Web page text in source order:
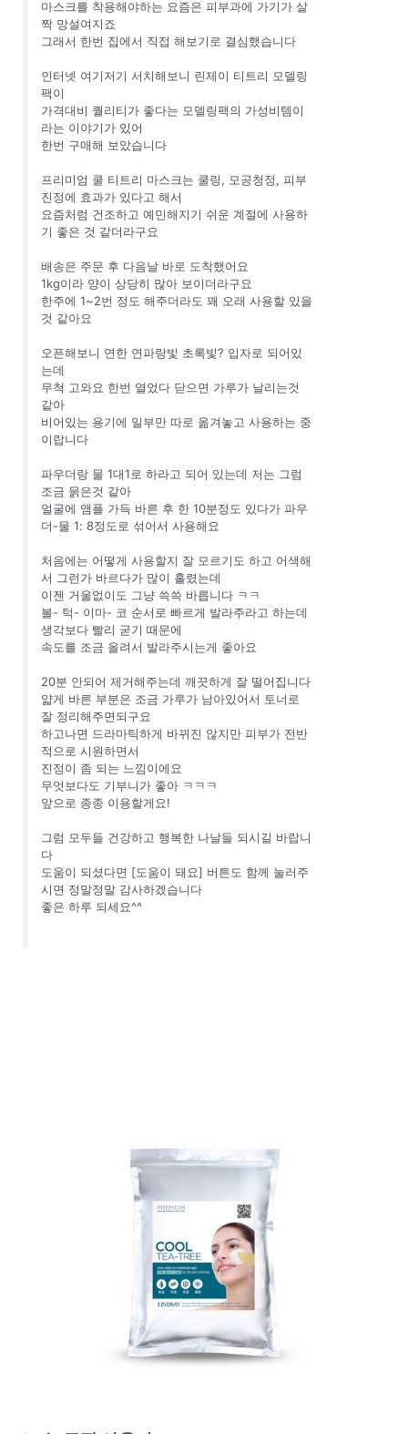
마스크를 착용해야하는 요즘은 피부과에 가기가 살
짝 망설여지죠
그래서 한번 집에서 직접 해보기로 결심했습니다
인터넷 여기저기 서치해보니 린제이 티트리 모델링
팩이
가격대비 퀄리티가 좋다는 모델링팩의 가성비템이
라는 이야기가 있어
한번 구매해 보았습니다
프리미엄 쿨 티트리 마스크는 쿨링, 모공청정, 피부
진정에 효과가 있다고 해서
요즘처럼 건조하고 예민해지기 쉬운 계절에 사용하
기 좋은 것 같더라구요
배송은 주문 후 다음날 바로 도착했어요
1kg이라 양이 상당히 많아 보이더라구요
한주에 1~2번 정도 해주더라도 꽤 오래 사용할 있을
것 같아요
오픈해보니 연한 연파랑빛 초록빛? 입자로 되어있
는데
무척 고와요 한번 열었다 닫으면 가루가 날리는것
같아
비어있는 용기에 일부만 따로 옮겨놓고 사용하는 중
이랍니다
파우더랑 물 1대1로 하라고 되어 있는데 저는 그럼
조금 묽은것 같아
얼굴에 앰플 가득 바른 후 한 10분정도 있다가 파우
더-물 1: 8정도로 섞어서 사용해요
처음에는 어떻게 사용할지 잘 모르기도 하고 어색해
서 그런가 바르다가 많이 흘렸는데
이젠 거울없이도 그냥 쓱쓱 바릅니다 ㅋㅋ
볼- 턱- 이마- 코 순서로 빠르게 발라주라고 하는데
생각보다 빨리 굳기 때문에
속도를 조금 올려서 발라주시는게 좋아요
20분 안되어 제거해주는데 깨끗하게 잘 떨어집니다
얇게 바른 부분은 조금 가루가 남아있어서 토너로
잘 정리해주면되구요
하고나면 드라마틱하게 바뀌진 않지만 피부가 전반
적으로 시원하면서
진정이 좀 되는 느낌이에요
무엇보다도 기부니가 좋아 ㅋㅋㅋ
앞으로 종종 이용할게요!
그럼 모두들 건강하고 행복한 나날들 되시길 바랍니
다
도움이 되셨다면 [도움이 돼요] 버튼도 함께 눌러주
시면 정말정말 감사하겠습니다
좋은 하루 되세요^^